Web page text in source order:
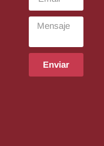
Enviar